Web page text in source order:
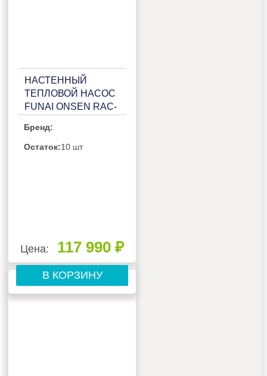
НАСТЕННЫЙ
ТЕПЛОВОЙ НАСОС
FUNAI ONSEN RAC-
Бренд:
Остаток:10 шт
Цена: 117 990 ₽
В КОРЗИНУ